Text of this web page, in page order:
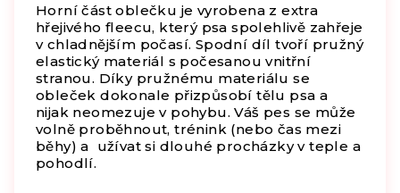
Horní část oblečku je vyrobena z extra
hřejivého fleecu, který psa spolehlivě zahřeje
v chladnějším počasí. Spodní díl tvoří pružný
elastický materiál s počesanou vnitřní
stranou. Díky pružnému materiálu se
obleček dokonale přizpůsobí tělu psa a
nijak neomezuje v pohybu. Váš pes se může
volně proběhnout, trénink (nebo čas mezi
běhy) a užívat si dlouhé procházky v teple a
pohodlí.